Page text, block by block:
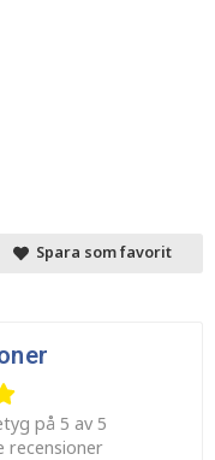
Spara som favorit
på 5 av 5
recensioner